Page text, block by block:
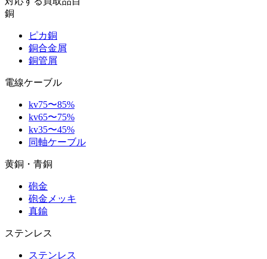
銅
ピカ銅
銅合金屑
銅管屑
電線ケーブル
kv75〜85%
kv65〜75%
kv35〜45%
同軸ケーブル
黄銅・青銅
砲金
砲金メッキ
真鍮
ステンレス
ステンレス